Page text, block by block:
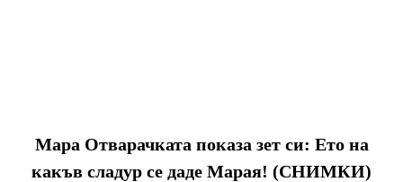
Мара Отварачката показа зет си: Ето на
какъв сладур се даде Марая! (СНИМКИ)